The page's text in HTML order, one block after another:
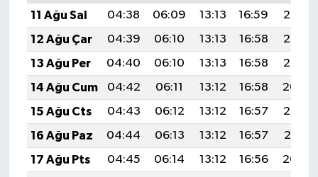
11 Ağu Sal
04:38 06:09 13:13 16:59
20:07
12 Ağu Çar
04:39 06:10 13:13 16:58
20:06
13 Ağu Per
04:40 06:10 13:13 16:58
20:05
14 Ağu Cum
04:42 06:11 13:12 16:58
20:04
15 Ağu Cts
04:43 06:12 13:12 16:57
20:02
16 Ağu Paz
04:44 06:13 13:12 16:57
20:01
17 Ağu Pts
04:45 06:14 13:12 16:56
20:00